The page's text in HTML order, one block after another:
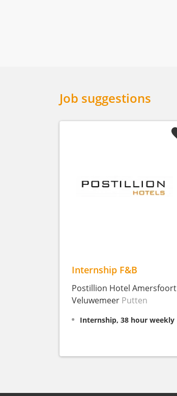
Job suggestions
Internship F&B
Postillion Hotel Amersfoort
Veluwemeer Putten
Internship, 38 hour weekly